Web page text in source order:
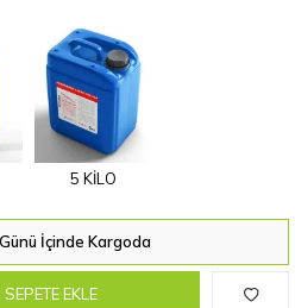
5 KİLO
İçinde Kargoda
SEPETE EKLE